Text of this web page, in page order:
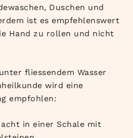
Duschen und
ist es empfehlenswert
Hand zu rollen und nicht
fliessendem Wasser
wird eine
empfohlen:
in einer Schale mit